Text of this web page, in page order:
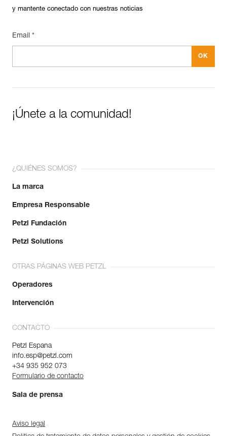
y mantente conectado con nuestras noticias
Email *
¡Únete a la comunidad!
¿QUIÉNES SOMOS?
La marca
Empresa Responsable
Petzl Fundación
Petzl Solutions
OTRAS PÁGINAS WEB PETZL
Operadores
Intervención
CONTACTO
Petzl Espana
info.esp@petzl.com
+34 935 952 073
Formulario de contacto
Sala de prensa
Aviso legal